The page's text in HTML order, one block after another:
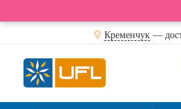
💐 Щойно
Кременчук—